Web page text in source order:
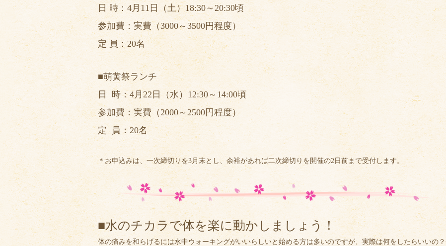
日 時：4月11日（土）18:30～20:30頃
参加費：実費（3000～3500円程度）
定 員：20名
■萌黄祭ランチ
日 時：4月22日（水）12:30～14:00頃
参加費：実費（2000～2500円程度）
定 員：20名
＊お申込みは、一次締切りを3月末とし、余裕があれば二次締切りを開催の2日前まで受付します。
■水のチカラで体を楽に動かしましょう！
体の痛みを和らげるには水中ウォーキングがいいらしいと始める方は多いのですが、実際は何をしたらいいの